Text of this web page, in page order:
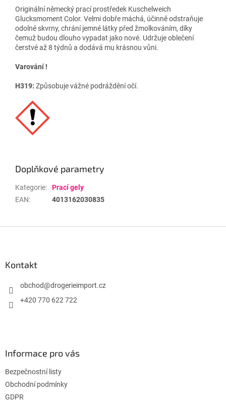
Originální německý prací prostředek Kuschelweich
Glucksmoment Color. Velmi dobře máchá, účinně odstraňuje
odolné skvrny, chrání jemné látky před žmolkováním, díky
čemuž budou dlouho vypadat jako nové. Udržuje oblečení
čerstvé až 8 týdnů a dodává mu krásnou vůni.
Varování !
H319: Způsobuje vážné podráždění očí.
Doplňkové parametry
Kategorie:
Prací gely
EAN: 4013162030835
Kontakt
obchod@drogerieimport.cz
+420 770 622 722
Informace pro vás
Bezpečnostní listy
Obchodní podmínky
GDPR